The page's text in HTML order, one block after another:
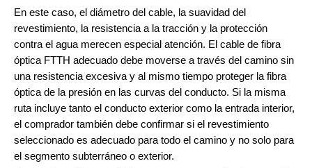
En este caso, el diámetro del cable, la suavidad del
revestimiento, la resistencia a la tracción y la protección
contra el agua merecen especial atención. El cable de fibra
óptica FTTH adecuado debe moverse a través del camino sin
una resistencia excesiva y al mismo tiempo proteger la fibra
óptica de la presión en las curvas del conducto. Si la misma
ruta incluye tanto el conducto exterior como la entrada interior,
el comprador también debe confirmar si el revestimiento
seleccionado es adecuado para todo el camino y no solo para
el segmento subterráneo o exterior.